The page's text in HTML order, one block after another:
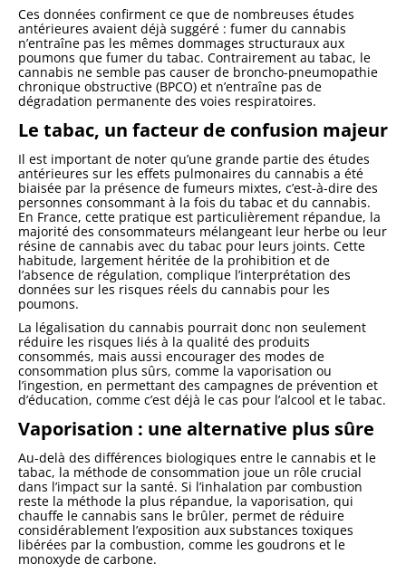
Ces données confirment ce que de nombreuses études
antérieures avaient déjà suggéré : fumer du cannabis
n’entraîne pas les mêmes dommages structuraux aux
poumons que fumer du tabac. Contrairement au tabac, le
cannabis ne semble pas causer de broncho-pneumopathie
chronique obstructive (BPCO) et n’entraîne pas de
dégradation permanente des voies respiratoires.
Le tabac, un facteur de confusion majeur
Il est important de noter qu’une grande partie des études
antérieures sur les effets pulmonaires du cannabis a été
biaisée par la présence de fumeurs mixtes, c’est-à-dire des
personnes consommant à la fois du tabac et du cannabis.
En France, cette pratique est particulièrement répandue, la
majorité des consommateurs mélangeant leur herbe ou leur
résine de cannabis avec du tabac pour leurs joints. Cette
habitude, largement héritée de la prohibition et de
l’absence de régulation, complique l’interprétation des
données sur les risques réels du cannabis pour les
poumons.
La légalisation du cannabis pourrait donc non seulement
réduire les risques liés à la qualité des produits
consommés, mais aussi encourager des modes de
consommation plus sûrs, comme la vaporisation ou
l’ingestion, en permettant des campagnes de prévention et
d’éducation, comme c’est déjà le cas pour l’alcool et le tabac.
Vaporisation : une alternative plus sûre
Au-delà des différences biologiques entre le cannabis et le
tabac, la méthode de consommation joue un rôle crucial
dans l’impact sur la santé. Si l’inhalation par combustion
reste la méthode la plus répandue, la vaporisation, qui
chauffe le cannabis sans le brûler, permet de réduire
considérablement l’exposition aux substances toxiques
libérées par la combustion, comme les goudrons et le
monoxyde de carbone.